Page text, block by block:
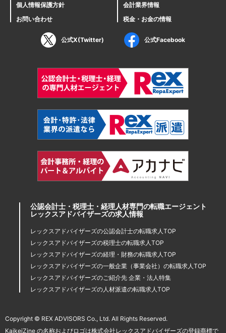
個人情報保護方針
お問い合わせ
会計業界情報
税金・お金の情報
公式X(Twitter) 公式Facebook
公認会計士・税理士・経理人材専門の転職エージェント
レックスアドバイザーズの求人情報
レックスアドバイザーズの公認会計士の転職求人TOP
レックスアドバイザーズの税理士の転職求人TOP
レックスアドバイザーズの経理・財務の転職求人TOP
レックスアドバイザーズの一般企業（事業会社）の転職求人TOP
レックスアドバイザーズのご紹介先 企業・法人特集
レックスアドバイザーズの人材派遣の転職求人TOP
Copyright © REX ADVISORS Co., Ltd. All Rights Reserved.
KaikeiZine の名称およびロゴは株式会社レックスアドバイザーズの登録商標で